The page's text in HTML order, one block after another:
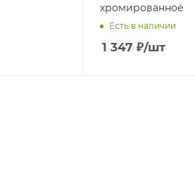
хромированное
Есть в наличии
1 347 ₽/шт